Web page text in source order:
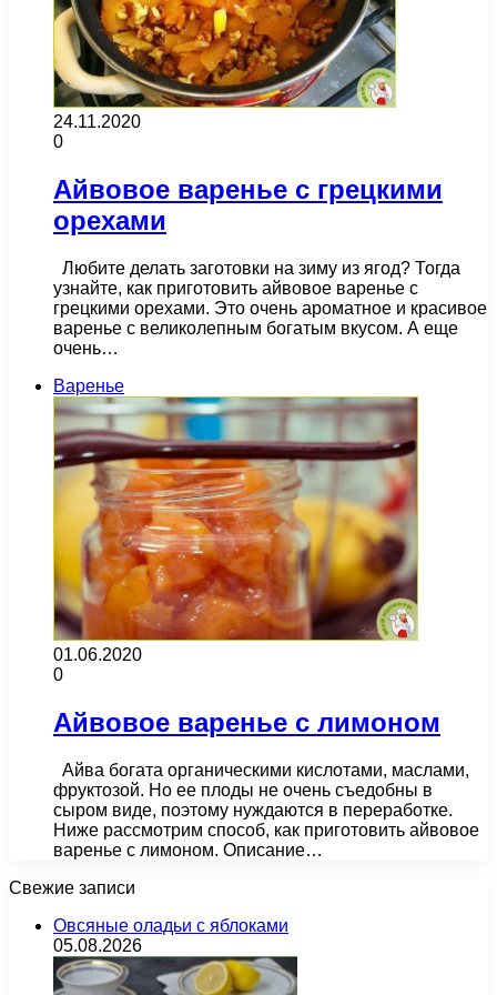
24.11.2020
0
Айвовое варенье с грецкими
орехами
Любите делать заготовки на зиму из ягод? Тогда
узнайте, как приготовить айвовое варенье с
грецкими орехами. Это очень ароматное и красивое
варенье с великолепным богатым вкусом. А еще
очень…
Варенье
01.06.2020
0
Айвовое варенье с лимоном
Айва богата органическими кислотами, маслами,
фруктозой. Но ее плоды не очень съедобны в
сыром виде, поэтому нуждаются в переработке.
Ниже рассмотрим способ, как приготовить айвовое
варенье с лимоном. Описание…
Свежие записи
Овсяные оладьи с яблоками
05.08.2026